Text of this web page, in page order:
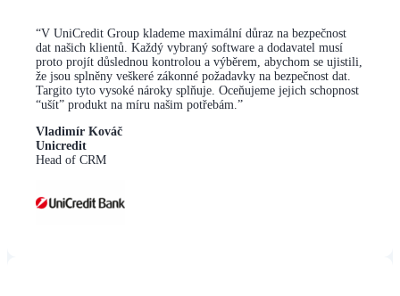
“V UniCredit Group klademe maximální důraz na bezpečnost
dat našich klientů. Každý vybraný software a dodavatel musí
proto projít důslednou kontrolou a výběrem, abychom se ujistili,
že jsou splněny veškeré zákonné požadavky na bezpečnost dat.
Targito tyto vysoké nároky splňuje. Oceňujeme jejich schopnost
“ušít” produkt na míru našim potřebám.”
Vladimír Kováč
Unicredit
Head of CRM